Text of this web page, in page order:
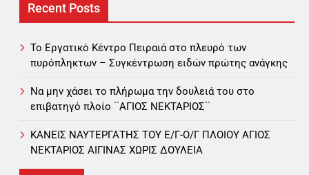
Recent Posts
Το Εργατικό Κέντρο Πειραιά στο πλευρό των
πυρόπληκτων – Συγκέντρωση ειδών πρώτης ανάγκης
Να μην χάσει το πλήρωμα την δουλειά του στο
επιβατηγό πλοίο ΄΄ΑΓΙΟΣ ΝΕΚΤΑΡΙΟΣ΄΄
ΚΑΝΕΙΣ ΝΑΥΤΕΡΓΑΤΗΣ TOY Ε/Γ-Ο/Γ ΠΛΟΙΟY ΑΓΙΟΣ
ΝΕΚΤΑΡΙΟΣ ΑΙΓΙΝΑΣ ΧΩΡΙΣ ΔΟΥΛΕΙΑ